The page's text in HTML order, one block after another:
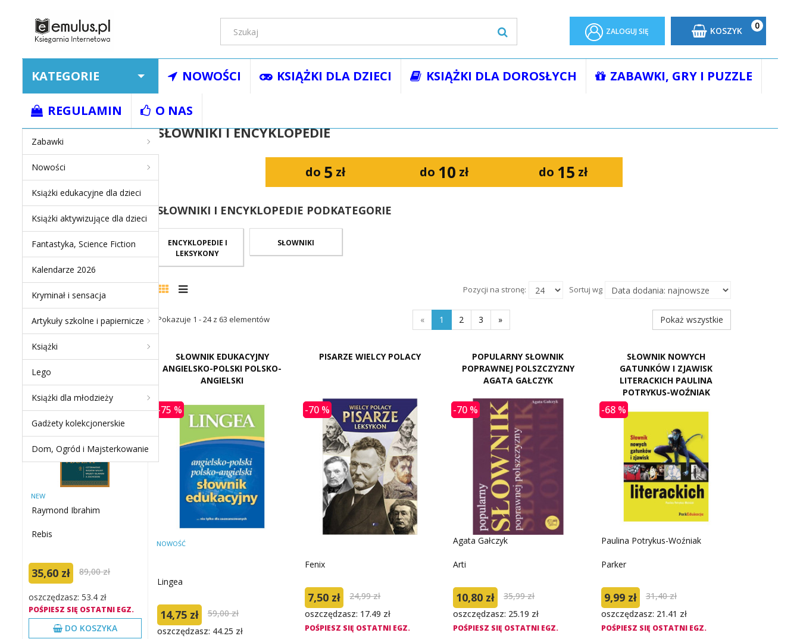
ZALOGUJ SIĘ KOSZYK 0
KATEGORIE
Zabawki
Nowości
Książki edukacyjne dla dzieci
Książki aktywizujące dla dzieci
Fantastyka, Science Fiction
Kalendarze 2026
Kryminał i sensacja
Artykuły szkolne i papiernicze
Książki
Lego
Książki dla młodzieży
Gadżety kolekcjonerskie
Dom, Ogród i Majsterkowanie
NOWOŚCI KSIĄŻKI DLA DZIECI KSIĄŻKI DLA DOROSŁYCH ZABAWKI, GRY I PUZZLE
REGULAMIN O NASStrona główna
NEW PRODUCTS
CZTERNAŚCIE WIEKÓW
WOJNY MIĘDZY ISLAMEM
A...
-60 %
NEW
Raymond Ibrahim
Rebis
35,60 zł 89,00 zł
oszczędzasz: 53.4 zł
POŚPIESZ SIĘ OSTATNI EGZ.
DO KOSZYKA
SŁOWNIKI I ENCYKLOPEDIE
do 5 zł do 10 zł do 15 zł
SŁOWNIKI I ENCYKLOPEDIE PODKATEGORIE
ENCYKLOPEDIE I
LEKSYKONY
SŁOWNIKI
Sortuj wg
Pozycji na stronę:
« 1 2 3 » Pokaż wszystkie
Pokazuje 1 - 24 z 63 elementów
SŁOWNIK EDUKACYJNY
ANGIELSKO-POLSKI POLSKO-
ANGIELSKI
-75 %
NOWOŚĆ
Lingea
14,75 zł
59,00 zł
oszczędzasz: 44.25 zł
PISARZE WIELCY POLACY
-70 %
Fenix
7,50 zł
24,99 zł
oszczędzasz: 17.49 zł
POŚPIESZ SIĘ OSTATNI EGZ.
POPULARNY SŁOWNIK
POPRAWNEJ POLSZCZYZNY
AGATA GAŁCZYK
-70 %
Agata Gałczyk
Arti
10,80 zł
35,99 zł
oszczędzasz: 25.19 zł
POŚPIESZ SIĘ OSTATNI EGZ.
SŁOWNIK NOWYCH
GATUNKÓW I ZJAWISK
LITERACKICH PAULINA
POTRYKUS-WOŹNIAK
-68 %
Paulina Potrykus-Woźniak
Parker
9,99 zł
31,40 zł
oszczędzasz: 21.41 zł
POŚPIESZ SIĘ OSTATNI EGZ.